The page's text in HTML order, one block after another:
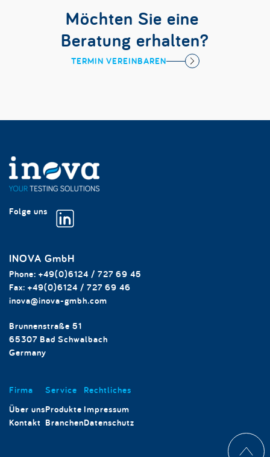
Möchten Sie eine
Beratung erhalten?
TERMIN VEREINBAREN
Folge uns
INOVA GmbH
Phone: +49(0)6124 / 727 69 45
Fax: +49(0)6124 / 727 69 46
inova@inova-gmbh.com
Brunnenstraße 51
65307 Bad Schwalbach
Germany
Firma
Über uns
Kontakt
Service
Produkte
Branchen
Rechtliches
Impressum
Datenschutz